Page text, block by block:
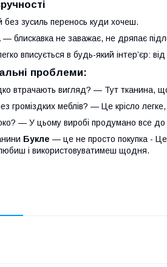
зусиль перенось куди хочеш.
— блискавка не заважає, не дряпає
вписується в будь-який інтер’єр:
проблеми:
втрачають вигляд? — Тут тканина,
громіздких меблів? — Це крісло
— У цьому виробі продумано все до
Букле — це не просто покупка - Це
і використовуватимеш щодня.